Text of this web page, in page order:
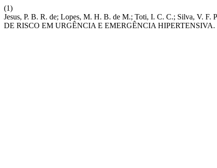
(1)
Jesus, P. B. R. de; Lopes, M. H. B. de M.; Toti, I. C. C.; Silva, V.
DE RISCO EM URGÊNCIA E EMERGÊNCIA HIPERTENSIVA.